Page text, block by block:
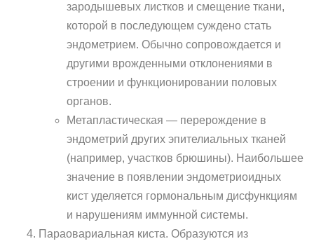
зародышевых листков и смещение ткани,
которой в последующем суждено стать
эндометрием. Обычно сопровождается и
другими врожденными отклонениями в
строении и функционировании половых
органов.
Метапластическая — перерождение в
эндометрий других эпителиальных тканей
(например, участков брюшины). Наибольшее
значение в появлении эндометриоидных
кист уделяется гормональным дисфункциям
и нарушениям иммунной системы.
Параовариальная киста. Образуются из